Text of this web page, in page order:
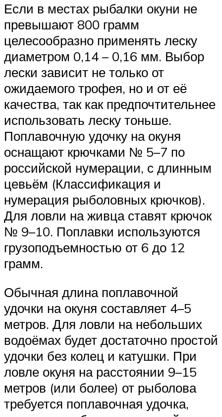
Если в местах рыбалки окуни не
превышают 800 грамм
целесообразно применять леску
диаметром 0,14 – 0,16 мм. Выбор
лески зависит не только от
ожидаемого трофея, но и от её
качества, так как предпочтительнее
использовать леску тоньше.
Поплавочную удочку на окуня
оснащают крючками № 5–7 по
российской нумерации, с длинным
цевьём (Классификация и
нумерация рыболовных крючков).
Для ловли на живца ставят крючок
№ 9–10. Поплавки используются
грузоподъемностью от 6 до 12
грамм.
Обычная длина поплавочной
удочки на окуня составляет 4–5
метров. Для ловли на небольших
водоёмах будет достаточно простой
удочки без колец и катушки. При
ловле окуня на расстоянии 9–15
метров (или более) от рыболова
требуется поплавочная удочка,